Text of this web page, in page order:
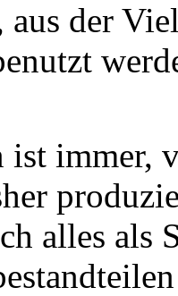
der
ist immer,
alles als